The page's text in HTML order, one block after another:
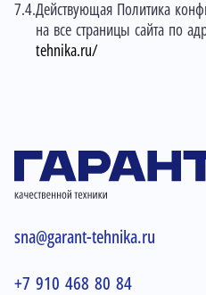
Действующая Политика
на все страницы сайта по
tehnika.ru/
sna@garant-tehnika.ru
+7 910 468 80 84